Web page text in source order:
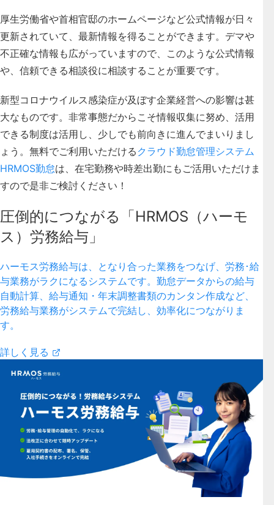
厚生労働省や首相官邸のホームページなど公式情報が日々
更新されていて、最新情報を得ることができます。デマや
不正確な情報も広がっていますので、このような公式情報
や、信頼できる相談役に相談することが重要です。
新型コロナウイルス感染症が及ぼす企業経営への影響は甚
大なものです。非常事態だからこそ情報収集に努め、活用
できる制度は活用し、少しでも前向きに進んでまいりまし
ょう。無料でご利用いただける クラウド勤怠管理システム
HRMOS勤怠は、在宅勤務や時差出勤にもご活用いただけま
すので是非ご検討ください！
圧倒的につながる「HRMOS（ハーモ
ス）労務給与」
ハーモス労務給与は、となり合った業務をつなげ、労務･給
与業務がラクになるシステムです。勤怠データからの給与
自動計算、給与通知・年末調整書類のカンタン作成など、
労務給与業務がシステムで完結し、効率化につながりま
す。
詳しく見る